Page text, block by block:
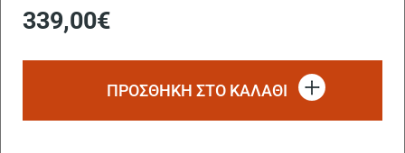
339,00€
ΠΡΟΣΘΗΚΗ ΣΤΟ ΚΑΛΑΘΙ